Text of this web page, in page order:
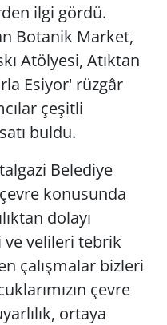
ilgi gördü.
Botanik Market,
Atölyesi, Atıktan
Esiyor' rüzgâr
çeşitli
buldu.
Belediye
konusunda
dolayı
velileri tebrik
çalışmalar bizleri
çevre
ortaya